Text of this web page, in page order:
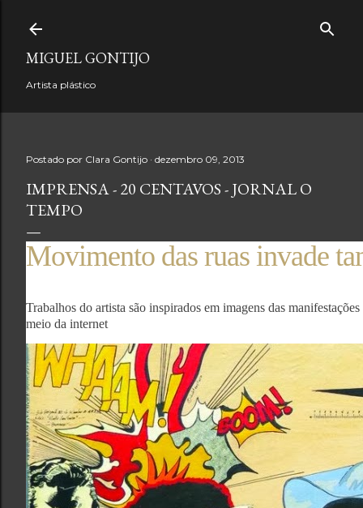
Pular para o conteúdo
MIGUEL GONTIJO
Artista plástico
Postado por Clara Gontijo dezembro 09, 2013
IMPRENSA - 20 CENTAVOS - JORNAL O
TEMPO
Movimento das ruas invade
Trabalhos do artista são inspirados em imagens das
meio da internet